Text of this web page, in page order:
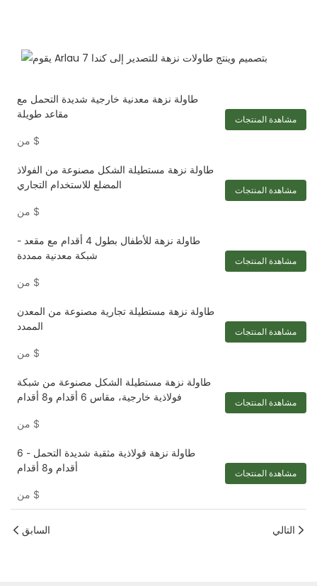
طاولة نزهة معدنية خارجية شديدة التحمل مع
مقاعد طويلة
$
مشاهدة المنتجات
طاولة نزهة مستطيلة الشكل مصنوعة من الفولاذ
المضلع للاستخدام التجاري
$
مشاهدة المنتجات
طاولة نزهة للأطفال بطول 4 أقدام مع مقعد -
شبكة معدنية ممددة
$
مشاهدة المنتجات
طاولة نزهة مستطيلة تجارية مصنوعة من المعدن
الممدد
$
مشاهدة المنتجات
طاولة نزهة مستطيلة الشكل مصنوعة من شبكة
فولاذية خارجية، مقاس 6 أقدام و8 أقدام
$
مشاهدة المنتجات
طاولة نزهة فولاذية مثقبة شديدة التحمل - 6
أقدام و8 أقدام
$
مشاهدة المنتجات
السابق التالي